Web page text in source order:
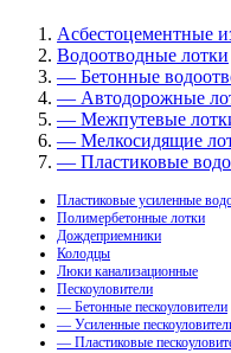
Асбестоцементные
Водоотводные лотки
— Бетонные
— Автодорожные
— Межпутевые
— Мелкосидящие
— Пластиковые
Пластиковые усиленные
Полимербетонные лотки
Дождеприемники
Колодцы
Люки канализационные
Пескоуловители
— Бетонные пескоуловители
— Усиленные
— Пластиковые